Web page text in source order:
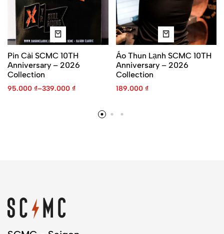
Pin Cài SCMC 10TH
Anniversary – 2026
Collection
95.000 ₫–339.000 ₫
Áo Thun Lạnh SCMC 10TH
Anniversary – 2026
Collection
189.000 ₫